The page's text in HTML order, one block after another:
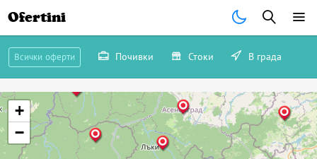
Ofertini
Всички оферти Почивки Стоки В града
+
−